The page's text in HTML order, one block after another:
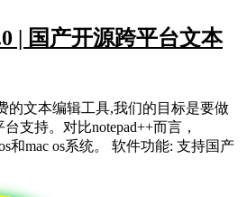
| 国产开源跨平台文本
的文本编辑工具,我们的目标是要做
支持。对比notepad++而言，
和mac os系统。 软件功能: 支持国产